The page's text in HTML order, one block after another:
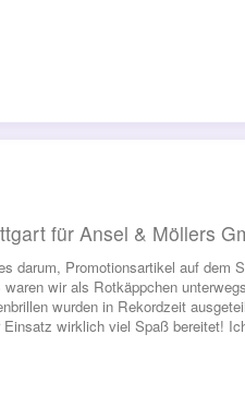
für Ansel & Möllers
darum, Promotionsartikel auf
wir als Rotkäppchen
wurden in Rekordzeit
wirklich viel Spaß bereitet!